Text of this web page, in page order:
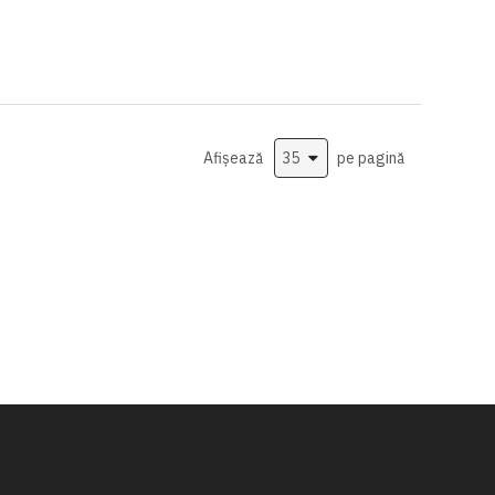
Afișează
pe pagină